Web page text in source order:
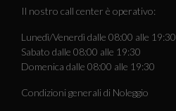
Il nostro call center è operativo:
Lunedì/Venerdì dalle 08:00 alle 19:30
Sabato dalle 08:00 alle 19:30
Domenica dalle 08:00 alle 19:30
Condizioni generali di Noleggio